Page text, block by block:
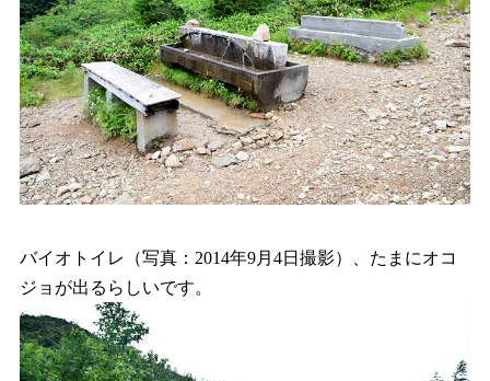
バイオトイレ（写真：2014年9月4日撮影）、たまにオコ
ジョが出るらしいです。